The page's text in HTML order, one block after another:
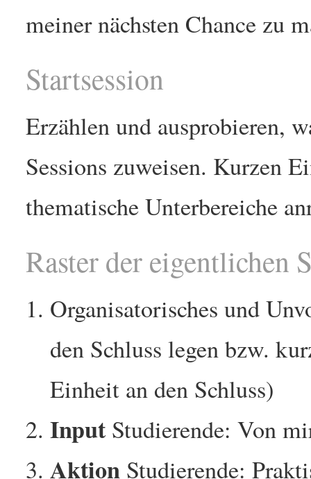
meiner nächsten Chance zu
Startsession
Erzählen und ausprobieren,
Sessions zuweisen. Kurzen
thematische Unterbereiche
Raster der eigentlichen
Organisatorisches und
den Schluss legen bzw.
Einheit an den Schluss)
InputStudierende: Von
Aktion Studierende: